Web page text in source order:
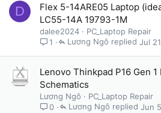
D
Flex 5-14ARE05 Laptop
LC55-14A 19793-1M
dalee2024
PC_Laptop Repair
1
Jul
Lương Ngô
Lenovo Thinkpad P16 Gen
Schematics
Lương Ngô
PC_Laptop Repair
0
Jun
Lương Ngô